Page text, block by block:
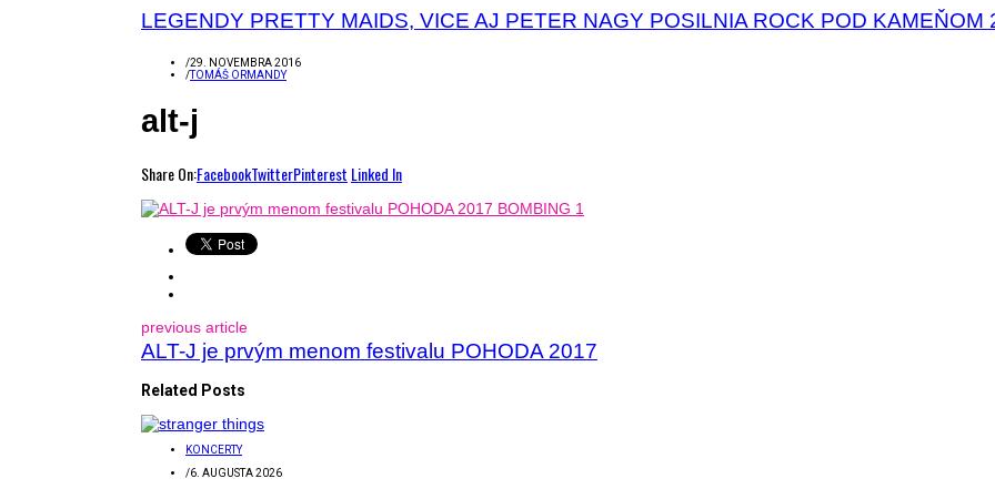
LEGENDY PRETTY MAIDS, VICE AJ PETER NAGY POSILNIA ROCK POD KAMEŇOM
/29. NOVEMBRA 2016
/TOMÁŠ ORMANDY
alt-j
Share On:FacebookTwitterPinterest Linked In
previous article
ALT-J je prvým menom festivalu POHODA 2017
Related Posts
KONCERTY
/6. AUGUSTA 2026